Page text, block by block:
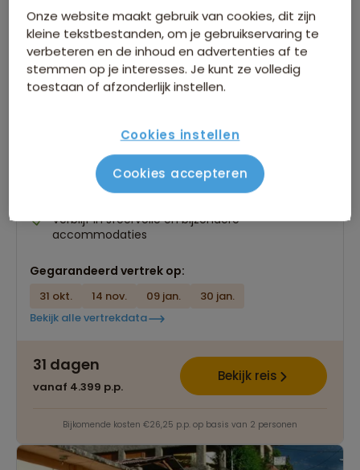
Groepsrondreis Trans-Midden-Amerika
Complete rondreis door 6 landen in Midden-
Amerika!
Steden die historie ademen, prachtige
regenwouden en machtige vulkanen
Verblijf in sfeervolle en bijzondere
accommodaties
Gegarandeerd vertrek op:
31 okt. 14 nov. 09 jan.
30 jan.
Bekijk alle vertrekdata
31 dagen
vanaf 4.399 p.p.
Bekijk reis
Bijkomende kosten €26,25 p.p. op basis van 2 personen
Onze website maakt gebruik van cookies, dit zijn
kleine tekstbestanden, om je gebruikservaring te
verbeteren en de inhoud en advertenties af te
stemmen op je interesses. Je kunt ze volledig
toestaan of afzonderlijk instellen.
Cookies instellen
Cookies accepteren